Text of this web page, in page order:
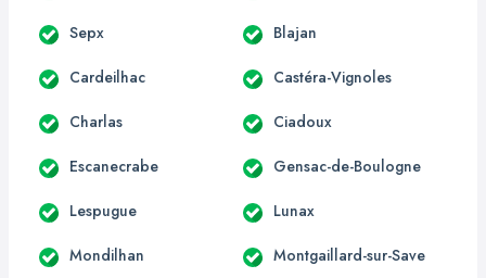
Sepx Blajan
Cardeilhac Castéra-Vignoles
Charlas Ciadoux
Escanecrabe Gensac-de-Boulogne
Lespugue Lunax
Mondilhan Montgaillard-sur-Save